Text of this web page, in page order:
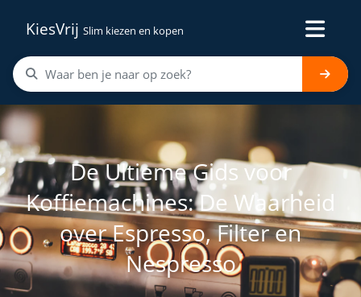
KiesVrij Slim kiezen en kopen
De Ultieme Gids voor
Koffiemachines: De Waarheid
over Espresso, Filter en
Nespresso